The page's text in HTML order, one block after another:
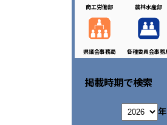
商工労働部 農林水産部
県議会事務局 各種委員会事務
掲載時期で検索
年